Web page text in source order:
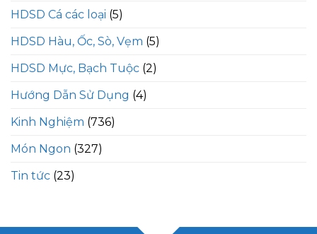
HDSD Cá các loại (5)
HDSD Hàu, Ốc, Sò, Vẹm (5)
HDSD Mực, Bạch Tuộc (2)
Hướng Dẫn Sử Dụng (4)
Kinh Nghiệm (736)
Món Ngon (327)
Tin tức (23)